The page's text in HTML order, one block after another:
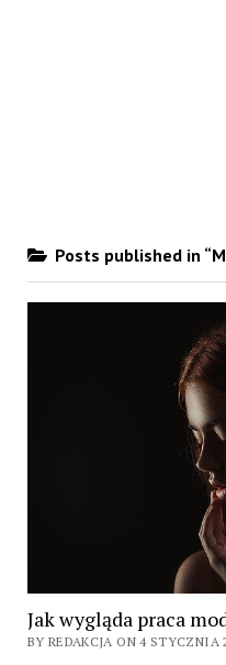
Posts published in
Jak wygląda praca
BY REDAKCJA ON 4 STYCZNIA